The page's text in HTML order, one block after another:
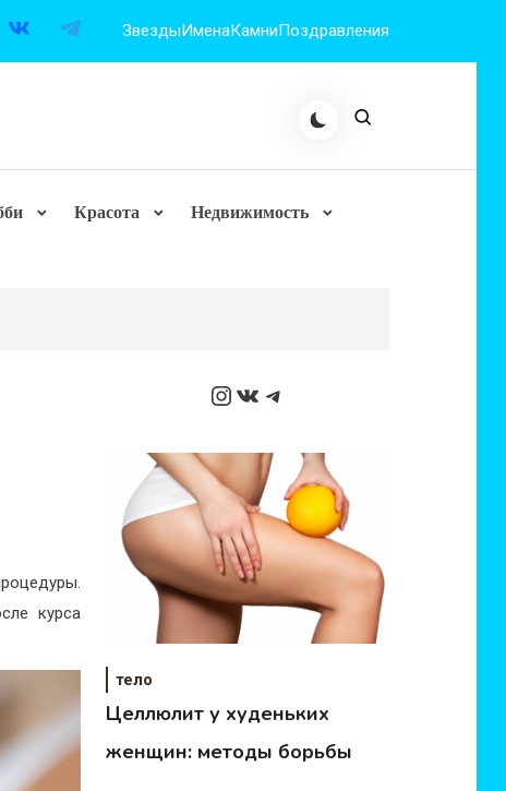
ЗвездыИменаКамниПоздравления
Красота Недвижимость
курса
Instagram
ВКонтакте
Telegram
тело
Целлюлит у худеньких
женщин: методы борьбы